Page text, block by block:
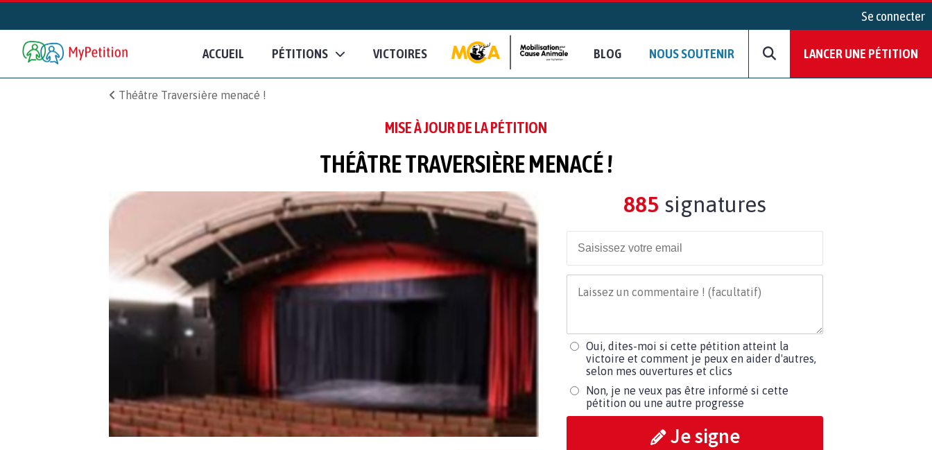
Se connecter
ACCUEIL PÉTITIONS VICTOIRES BLOG NOUS SOUTENIR LANCER UNE PÉTITION
Théâtre Traversière menacé !
MISE À JOUR DE LA PÉTITION
THÉÂTRE TRAVERSIÈRE MENACÉ !
885 signatures
Oui, dites-moi si cette pétition atteint la
victoire et comment je peux en aider d'autres,
selon mes ouvertures et clics
Non, je ne veux pas être informé si cette
pétition ou une autre progresse
Je signe